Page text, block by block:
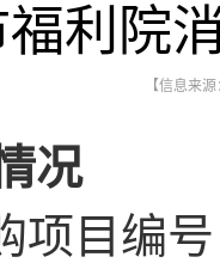
利院
【信息来
况
项目编